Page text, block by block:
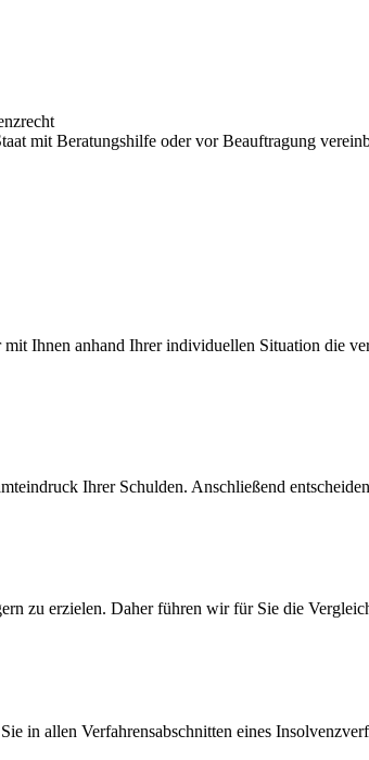
mit Beratungshilfe oder vor Beauftragung
Ihnen anhand Ihrer individuellen Situation die
Ihrer Schulden. Anschließend
zu erzielen. Daher führen wir für Sie die
in allen Verfahrensabschnitten eines